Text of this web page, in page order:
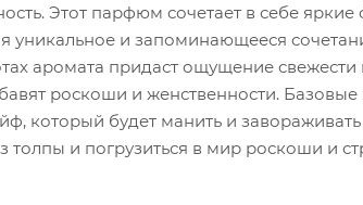
Этот парфюм сочетает в себе
уникальное и запоминающееся
аромата придаст ощущение
роскоши и женственности.
который будет манить и
толпы и погрузиться в мир роскоши и